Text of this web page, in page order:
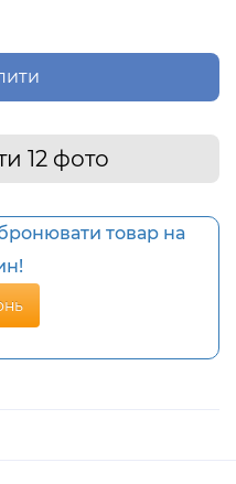
12 фото
товар на